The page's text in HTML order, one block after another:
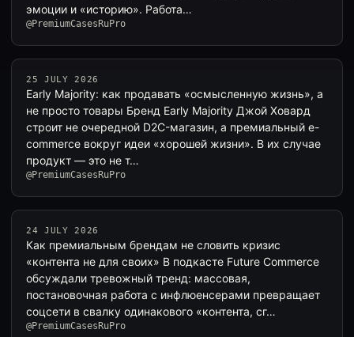
эмоции и «историю». Работа…
@PremiumCasesRuPro
25 JULY 2026
Early Majority: как продавать «осмысленную жизнь», а
не просто товары Бренд Early Majority Джой Ховард
строит не очередной D2C-магазин, а премиальный e-
commerce вокруг идеи «хорошей жизни». В их случае
продукт — это не т…
@PremiumCasesRuPro
24 JULY 2026
Как премиальным брендам не словить кризис
«контента не для своих» В подкасте Future Commerce
обсуждали тревожный тренд: массовая,
постановочная работа с инфлюенсерами превращает
соцсети в свалку одинакового «контента, сг…
@PremiumCasesRuPro